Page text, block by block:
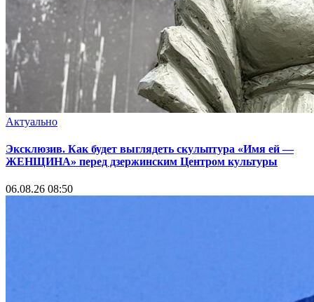
Актуально
Эксклюзив. Как будет выглядеть скульптура «Имя ей —
ЖЕНЩИНА» перед дзержинским Центром культуры
06.08.26 08:50